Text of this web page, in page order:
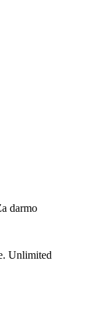
darmo
Unlimited